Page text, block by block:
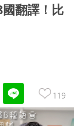
翻譯！比
119